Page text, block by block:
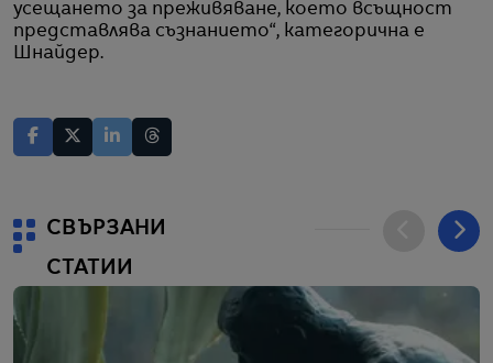
усещането за преживяване, което всъщност
представлява съзнанието“, категорична е
Шнайдер.
СВЪРЗАНИ
СТАТИИ